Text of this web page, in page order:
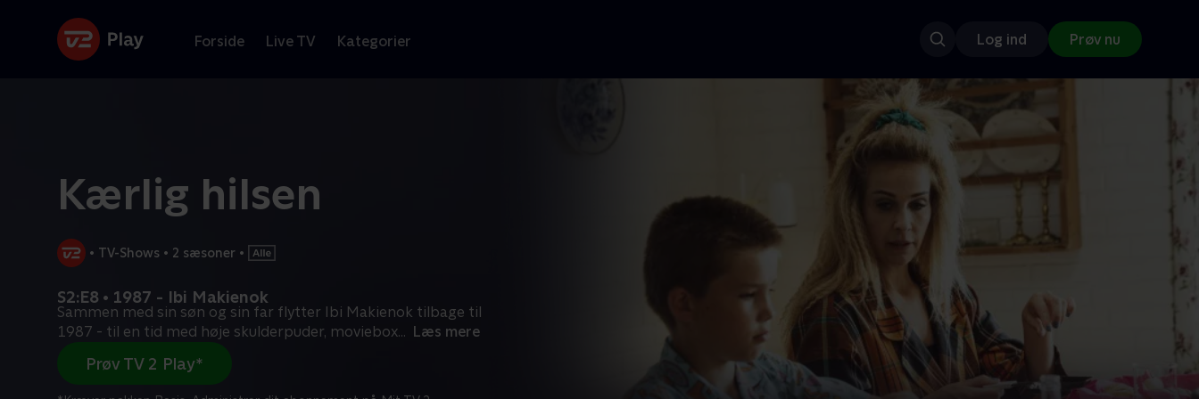
Forside Live TV Kategorier Log ind Prøv nu
Kærlig hilsen
• TV-Shows • 2 sæsoner •
S2:E8 • 1987 - Ibi Makienok
Sammen med sin søn og sin far flytter Ibi Makienok tilbage til
1987 - til en tid med høje skulderpuder, moviebox... Læs mere
Prøv TV 2 Play*